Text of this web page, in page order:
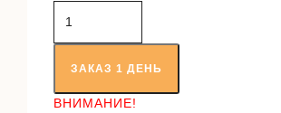
товара
Приводной
валЗАКАЗ 1 ДЕНЬ
ВНИМАНИЕ!